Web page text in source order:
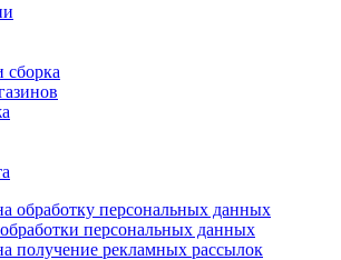
сборка
обработку персональных данных
персональных данных
получение рекламных рассылок